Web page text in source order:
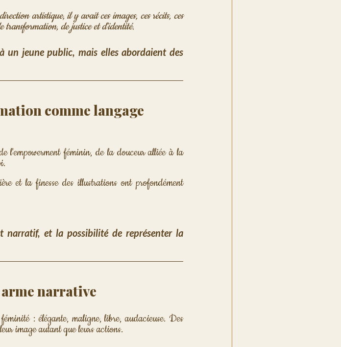
artistique, il y avait ces images, ces récits, ces
transformation, de justice et d'identité.
un jeune public, mais elles abordaient des
comme langage
l'empowerment féminin, de la douceur alliée à la
et la finesse des illustrations ont profondément
narratif, et la possibilité de représenter la
arme narrative
: élégante, maligne, libre, audacieuse. Des
image autant que leurs actions.